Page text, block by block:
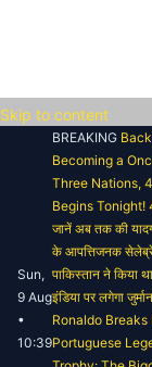
Skip to content
Sun,
9 Aug
•
10:39
BREAKING
Becoming a
Three Nations,
Begins Tonight!
जानें अब तक की
के आपत्तिजनक
पाकिस्तान ने किया
इंडिया पर लगेगा
Ronaldo
Portuguese